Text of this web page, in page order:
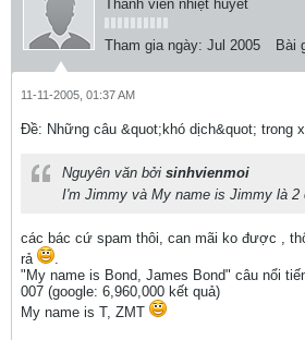
Thành viên nhiệt huyết
Tham gia ngày: Jul 2005 Bài
11-11-2005, 01:37 AM
Ðề: Những câu &quot;khó dịch&quot; trong
Nguyên văn bởi sinhvienmoi
I'm Jimmy và My name is Jimmy là 2
các bác cứ spam thôi, can mãi ko được ,
rả
.
"My name is Bond, James Bond" câu nổi
007 (google: 6,960,000 kết quả)
My name is T, ZMT